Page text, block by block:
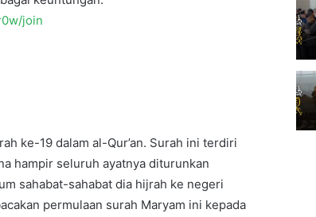
join
hampir seluruh ayatnya diturunkan
sahabat-sahabat dia hijrah ke negeri
permulaan surah Maryam ini kepada